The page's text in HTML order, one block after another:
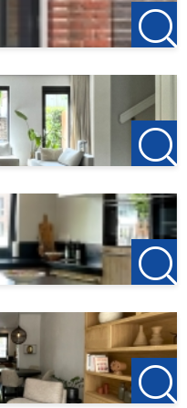
aanvraag naar
t/m 17 januari 2027
mogelijk via een
water/licht (inclusief
(gebruikersdeel)
per vertrek
op vloerkoeling